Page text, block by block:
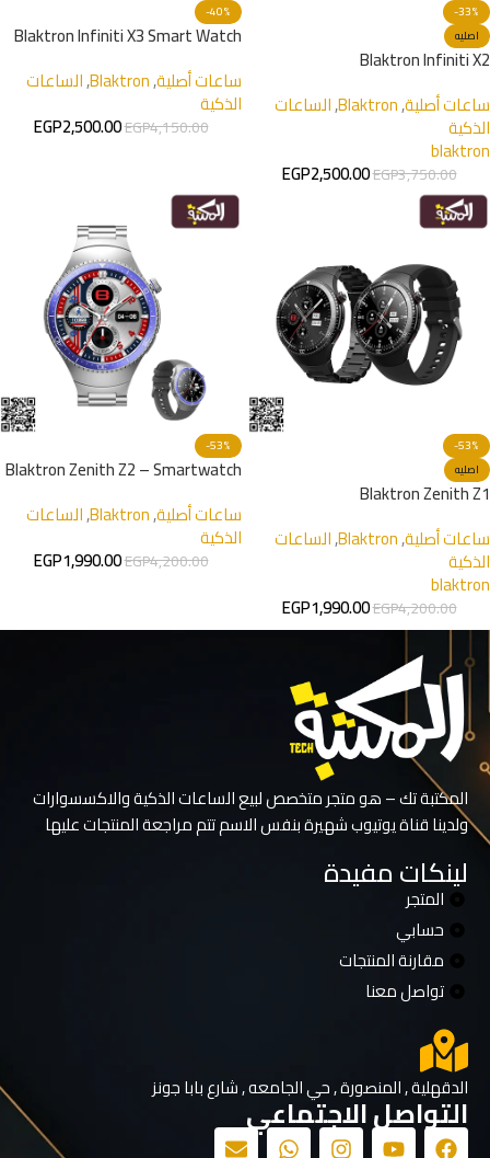
-33%
اصليه
Blaktron Infiniti X2
ساعات أصلية,
Blaktron
,الساعات
الذكية
blaktron
EGP3,750.00
EGP2,500.00
-40%
Blaktron Infiniti X3 Smart Watch
ساعات أصلية,
Blaktron
,الساعات
الذكية
EGP4,150.00
EGP2,500.00
-53%
اصليه
Blaktron Zenith Z1
ساعات أصلية,
Blaktron
,الساعات
الذكية
blaktron
EGP4,200.00
EGP1,990.00
-53%
Blaktron Zenith Z2 – Smartwatch
ساعات أصلية,
Blaktron
,الساعات
الذكية
EGP4,200.00
EGP1,990.00
المكتبة تك – هو متجر متخصص لبيع الساعات الذكية والاكسسوارات
ولدينا قناة يوتيوب شهيرة بنفس الاسم تتم مراجعة المنتجات عليها
لينكات مفيدة
المتجر
حسابي
مقارنة المنتجات
تواصل معنا
الدقهلية , المنصورة , حي الجامعه , شارع بابا جونز
التواصل الاجتماعي